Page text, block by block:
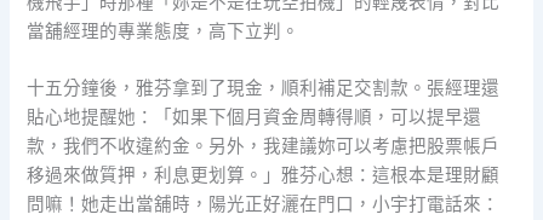
當舖經理的專業態度，高下立判。
十五分鐘後，雅芬拿到了現金，順利補足交割款。張經理還
貼心地提醒她：「如果下個月資金周轉得順，可以提早還
款，我們不收違約金。另外，我建議妳可以考慮把股票帳戶
移過來做質押，利息更划算。」雅芬心想：這根本是理財顧
問嘛！她走出當舖時，陽光正好灑在門口，小宇打電話來：